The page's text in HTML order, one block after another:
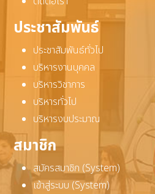
ประชาสัมพันธ์
ประชาสัมพันธ์ทั่วไป
บริหารงานบุคคล
บริหารวิชาการ
บริหารทั่วไป
บริหารงบประมาณ
สมาชิก
สมัครสมาชิก (System)
เข้าสู่ระบบ (System)